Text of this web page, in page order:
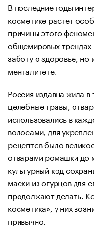
В последние годы
косметике растет
причины этого
общемировых трендах
заботу о здоровье,
менталитете.
Россия издавна жила
целебные травы,
использовались в
волосами, для
рецептов было
отварами ромашки до
культурный код
маски из огурцов для
продолжают делать.
косметика», у них
привычно.